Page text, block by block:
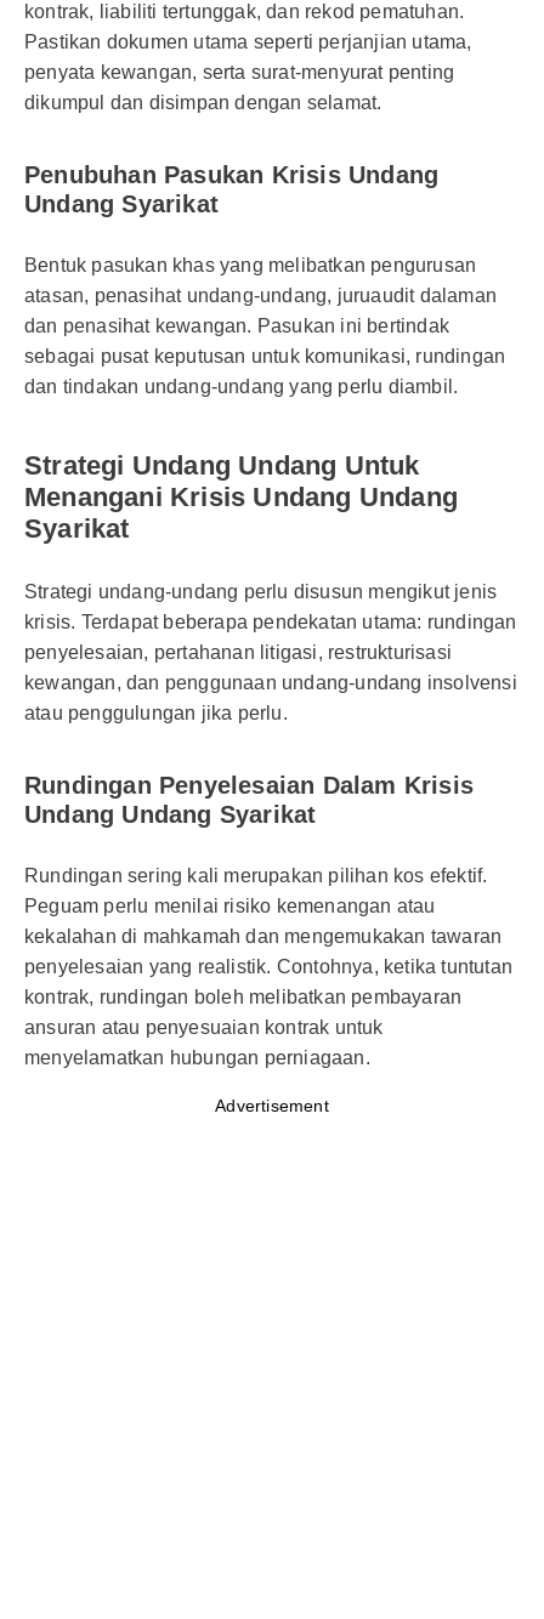
kontrak, liabiliti tertunggak, dan rekod pematuhan.
Pastikan dokumen utama seperti perjanjian utama,
penyata kewangan, serta surat-menyurat penting
dikumpul dan disimpan dengan selamat.
Penubuhan Pasukan Krisis Undang
Undang Syarikat
Bentuk pasukan khas yang melibatkan pengurusan
atasan, penasihat undang-undang, juruaudit dalaman
dan penasihat kewangan. Pasukan ini bertindak
sebagai pusat keputusan untuk komunikasi, rundingan
dan tindakan undang-undang yang perlu diambil.
Strategi Undang Undang Untuk
Menangani Krisis Undang Undang
Syarikat
Strategi undang-undang perlu disusun mengikut jenis
krisis. Terdapat beberapa pendekatan utama: rundingan
penyelesaian, pertahanan litigasi, restrukturisasi
kewangan, dan penggunaan undang-undang insolvensi
atau penggulungan jika perlu.
Rundingan Penyelesaian Dalam Krisis
Undang Undang Syarikat
Rundingan sering kali merupakan pilihan kos efektif.
Peguam perlu menilai risiko kemenangan atau
kekalahan di mahkamah dan mengemukakan tawaran
penyelesaian yang realistik. Contohnya, ketika tuntutan
kontrak, rundingan boleh melibatkan pembayaran
ansuran atau penyesuaian kontrak untuk
menyelamatkan hubungan perniagaan.
Advertisement